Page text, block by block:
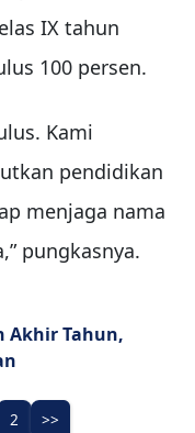
IX tahun
100 persen.
Kami
pendidikan
menjaga nama
pungkasnya.
Akhir Tahun,
2 >>